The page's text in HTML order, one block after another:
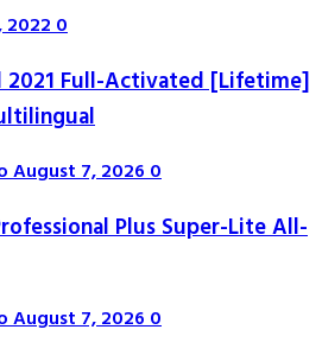
20220
2021 Full-Activated [Lifetime]
August 7, 20260
Plus Super-Lite All-
August 7, 20260